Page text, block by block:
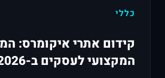
כללי
קידום אתרי איקומרס:
המקצועי לעסקים ב-2026